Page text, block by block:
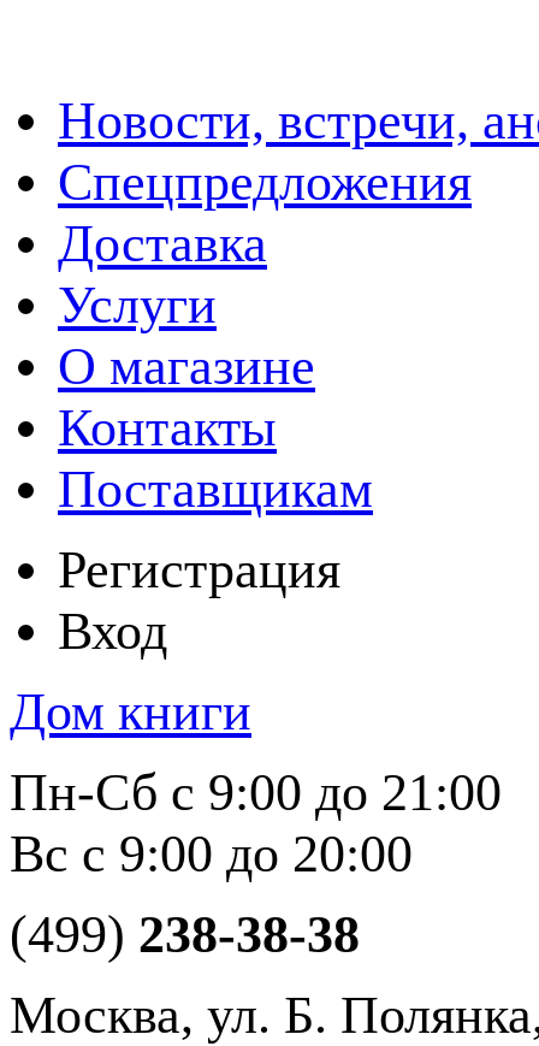
Новости, встречи,
Спецпредложения
Доставка
Услуги
О магазине
Контакты
Поставщикам
Регистрация
Вход
Дом книги
Пн-Сб с 9:00 до 21:00
Вс с 9:00 до 20:00
(499) 238-38-38
Москва, ул. Б.